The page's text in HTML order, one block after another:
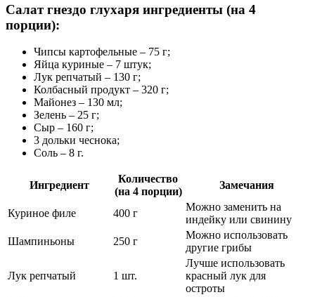
Салат гнездо глухаря ингредиенты (на 4
порции):
Чипсы картофельные – 75 г;
Яйца куриные – 7 штук;
Лук репчатый – 130 г;
Колбасный продукт – 320 г;
Майонез – 130 мл;
Зелень – 25 г;
Сыр – 160 г;
3 дольки чеснока;
Соль – 8 г.
Ингредиент
Количество
(на 4 порции)
Замечания
Куриное филе 400 г
Можно заменить на
индейку или свинину
Шампиньоны
250 г
Можно использовать
другие грибы
Лук репчатый 1 шт.
Лучше использовать
красный лук для
остроты